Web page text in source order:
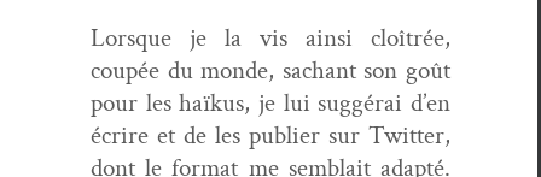
Lorsque je la vis ain­si cloîtrée,
coupée du monde, sachant son goût
pour les haïkus, je lui sug­gérai d’en
écrire et de les pub­li­er sur Twit­ter,
dont le for­mat me sem­blait adap­té.